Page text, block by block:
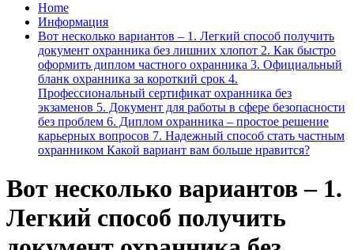
Home
Информация
Вот несколько вариантов – 1. Легкий способ получить
документ охранника без лишних хлопот 2. Как быстро
оформить диплом частного охранника 3. Официальный
бланк охранника за короткий срок 4.
Профессиональный сертификат охранника без
экзаменов 5. Документ для работы в сфере безопасности
без проблем 6. Диплом охранника – простое решение
карьерных вопросов 7. Надежный способ стать частным
охранником Какой вариант вам больше нравится?
Вот несколько вариантов – 1.
Легкий способ получить